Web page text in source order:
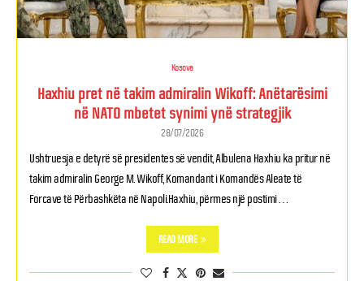
Kosova
Haxhiu pret në takim admiralin Wikoff: Anëtarësimi
në NATO mbetet synimi ynë strategjik
28/07/2026
Ushtruesja e detyrë së presidentes së vendit, Albulena Haxhiu ka pritur në
takim admiralin George M. Wikoff, Komandant i Komandës Aleate të
Forcave të Përbashkëta në Napoli.Haxhiu, përmes një postimi …
READ MORE